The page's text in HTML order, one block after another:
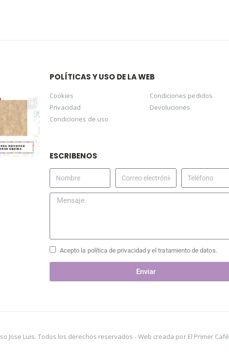
POLÍTICAS Y USO DE LA WEB
Cookies
Privacidad
Condiciones de uso
Condiciones pedidos
Devoluciones
ESCRIBENOS
Acepto la política de privacidad y el tratamiento de datos.
Enviar
Jose Luis. Todos los derechos reservados -Web creada por El Primer Café